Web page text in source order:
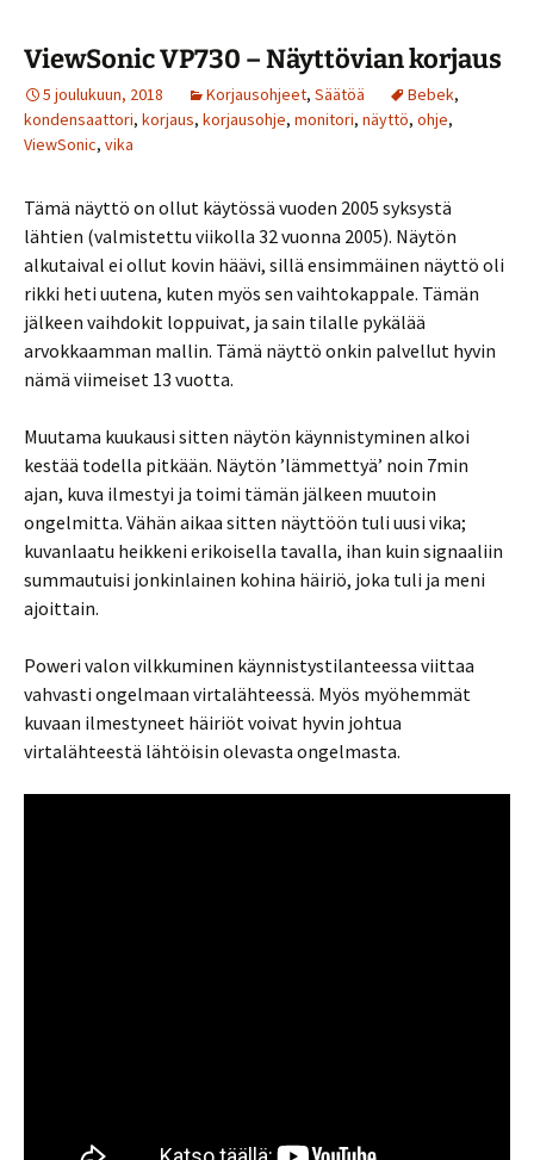
ViewSonic VP730 – Näyttövian korjaus
5 joulukuun, 2018 Korjausohjeet, Säätöä Bebek,
kondensaattori, korjaus, korjausohje, monitori, näyttö, ohje,
ViewSonic, vika
Tämä näyttö on ollut käytössä vuoden 2005 syksystä
lähtien (valmistettu viikolla 32 vuonna 2005). Näytön
alkutaival ei ollut kovin häävi, sillä ensimmäinen näyttö oli
rikki heti uutena, kuten myös sen vaihtokappale. Tämän
jälkeen vaihdokit loppuivat, ja sain tilalle pykälää
arvokkaamman mallin. Tämä näyttö onkin palvellut hyvin
nämä viimeiset 13 vuotta.
Muutama kuukausi sitten näytön käynnistyminen alkoi
kestää todella pitkään. Näytön ’lämmettyä’ noin 7min
ajan, kuva ilmestyi ja toimi tämän jälkeen muutoin
ongelmitta. Vähän aikaa sitten näyttöön tuli uusi vika;
kuvanlaatu heikkeni erikoisella tavalla, ihan kuin signaaliin
summautuisi jonkinlainen kohina häiriö, joka tuli ja meni
ajoittain.
Poweri valon vilkkuminen käynnistystilanteessa viittaa
vahvasti ongelmaan virtalähteessä. Myös myöhemmät
kuvaan ilmestyneet häiriöt voivat hyvin johtua
virtalähteestä lähtöisin olevasta ongelmasta.